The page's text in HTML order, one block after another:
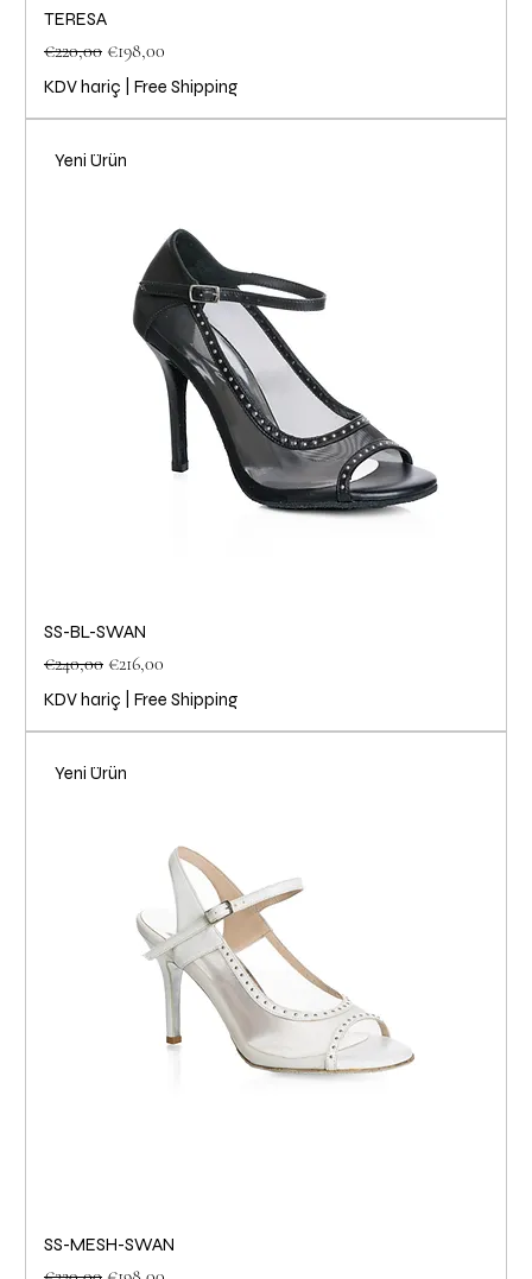
TERESA
Normal Fiyat
€220,00 İndirimli Fiyat
€198,00
KDV hariç Free Shipping
Yeni Ürün
SS-BL-SWAN
Normal Fiyat
€240,00 İndirimli Fiyat
€216,00
KDV hariç Free Shipping
Yeni Ürün
SS-MESH-SWAN